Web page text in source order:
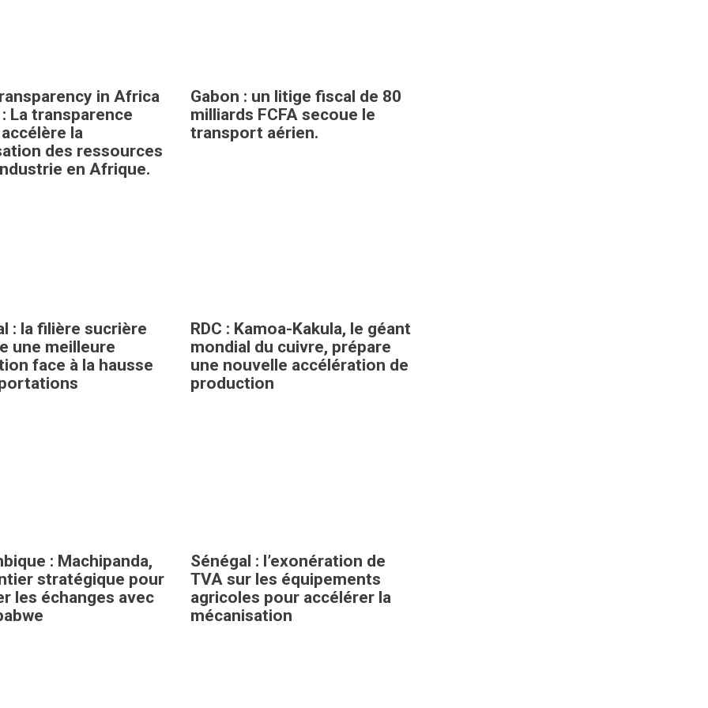
in Africa
La transparence
la
des ressources
en Afrique.
Gabon : un litige fiscal de 80
milliards FCFA secoue le
transport aérien.
: la filière sucrière
une meilleure
face à la hausse
RDC : Kamoa-Kakula, le géant
mondial du cuivre, prépare
une nouvelle accélération de
production
: Machipanda,
stratégique pour
les échanges avec
Sénégal : l’exonération de
TVA sur les équipements
agricoles pour accélérer la
mécanisation